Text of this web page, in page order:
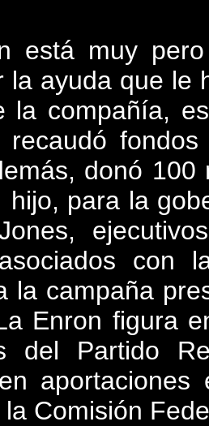
está muy
la ayuda que le
la compañía,
recaudó
donó
hijo, para la
con
la campaña
Enron figura
del Partido
Comisión